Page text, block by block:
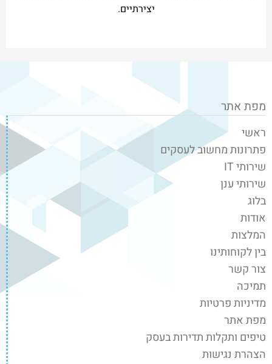
יצירתיים.
מפת אתר
ראשי
פתרונות מחשוב לעסקים
שירותי IT
שירותי ענן
בלוג
אודות
המלצות
בין לקוחותינו
צור קשר
תמיכה
מדיניות פרטיות
מפת אתר
טיפים ותקלות תדירות בעסק
הצהרת נגישות